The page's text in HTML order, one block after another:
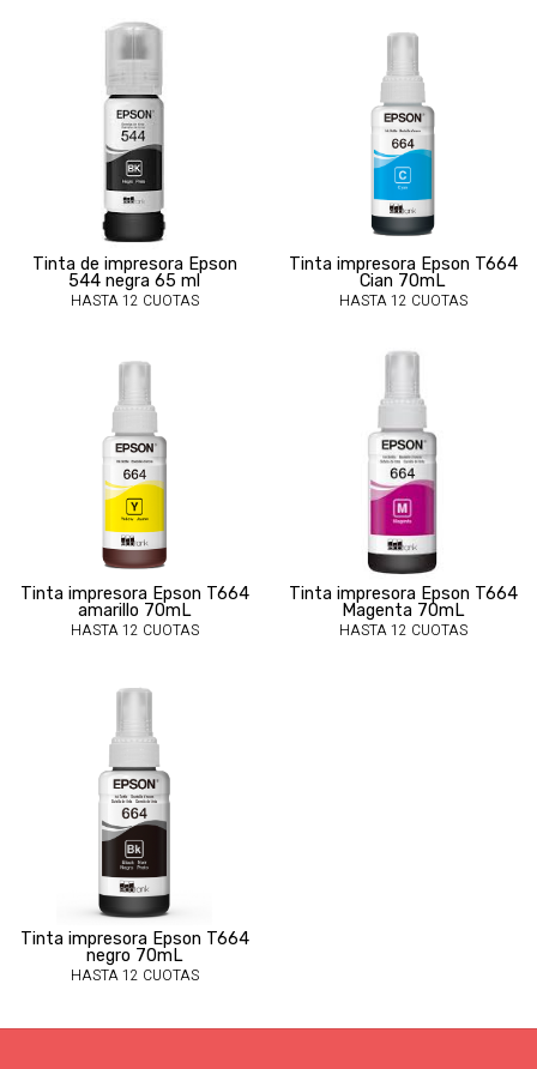
Tinta de impresora Epson
544 negra 65 ml
HASTA 12 CUOTAS
Tinta impresora Epson T664
Cian 70mL
HASTA 12 CUOTAS
Tinta impresora Epson T664
amarillo 70mL
HASTA 12 CUOTAS
Tinta impresora Epson T664
Magenta 70mL
HASTA 12 CUOTAS
Tinta impresora Epson T664
negro 70mL
HASTA 12 CUOTAS